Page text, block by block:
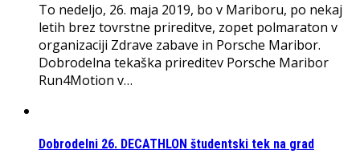
To nedeljo, 26. maja 2019, bo v Mariboru, po nekaj
letih brez tovrstne prireditve, zopet polmaraton v
organizaciji Zdrave zabave in Porsche Maribor.
Dobrodelna tekaška prireditev Porsche Maribor
Run4Motion v…
Dobrodelni 26. DECATHLON študentski tek na grad